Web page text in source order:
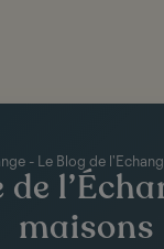
- Le Blog de
de
maisons